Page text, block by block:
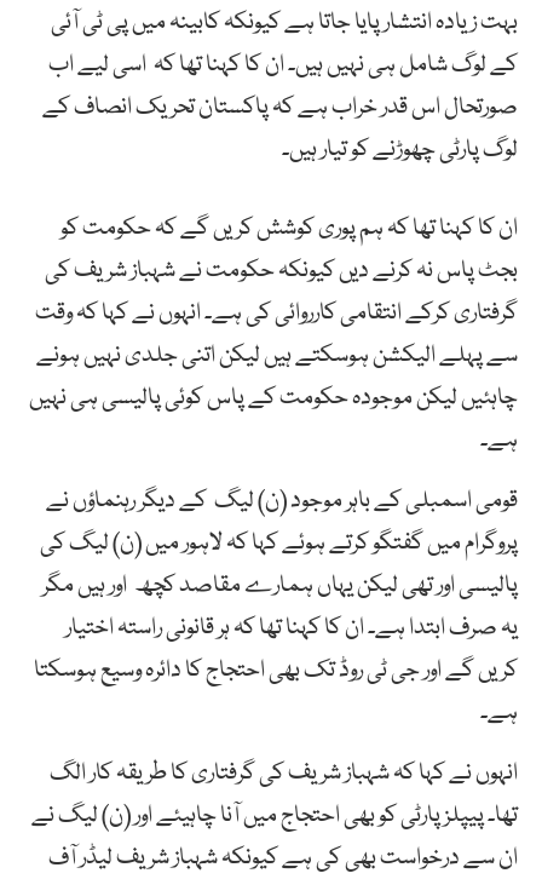
بہت زیادہ انتشار پایا جاتا ہے کیونکہ کابینہ میں پی ٹی آئی
کے لوگ شامل ہی نہیں ہیں۔ ان کا کہنا تھا کہ اسی لیے اب
صورتحال اس قدر خراب ہے کہ پاکستان تحریک انصاف کے
لوگ پارٹی چھوڑنے کو تیار ہیں۔
ان کا کہنا تھا کہ ہم پوری کوشش کریں گے کہ حکومت کو
بجٹ پاس نہ کرنے دیں کیونکہ حکومت نے شہباز شریف کی
گرفتاری کرکے انتقامی کارروائی کی ہے۔ انہوں نے کہا کہ وقت
سے پہلے الیکشن ہوسکتے ہیں لیکن اتنی جلدی نہیں ہونے
چاہئیں لیکن موجودہ حکومت کے پاس کوئی پالیسی ہی نہیں
ہے۔
قومی اسمبلی کے باہر موجود (ن) لیگ کے دیگر رہنماؤں نے
پروگرام میں گفتگو کرتے ہوئے کہا کہ لاہور میں (ن) لیگ کی
پالیسی اور تھی لیکن یہاں ہمارے مقاصد کچھ اور ہیں مگر
یہ صرف ابتدا ہے۔ ان کا کہنا تھا کہ ہر قانونی راستہ اختیار
کریں گے اور جی ٹی روڈ تک بھی احتجاج کا دائرہ وسیع ہوسکتا
ہے۔
انہوں نے کہا کہ شہباز شریف کی گرفتاری کا طریقہ کار الگ
تھا۔ پیپلز پارٹی کو بھی احتجاج میں آنا چاہیئے اور (ن) لیگ نے
ان سے درخواست بھی کی ہے کیونکہ شہباز شریف لیڈر آف